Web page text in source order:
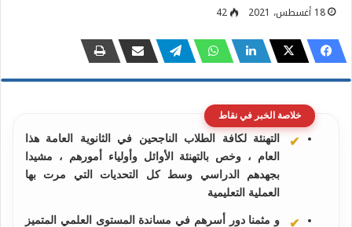
18 أغسطس، 2021 42
خلاصة الخبر في نقاط
التهنئة لكافة الطلاب الناجحين في الثانوية العامة هذا
العام ، وخص بالتهنئة الأوائل وأولياء أمورهم ، مشيدا
بجهدهم الدراسي وسط كل التحديات التي مرت بها
العملية التعليمية
و مثمنا دور أسرهم في مساندة المستوى العلمي المتميز